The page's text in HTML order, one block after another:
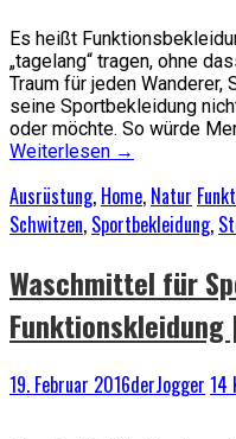
Es heißt
„tagelang“ tragen, ohne
Traum für jeden Wanderer,
seine Sportbekleidung
oder möchte. So würde
Weiterlesen →
Ausrüstung, Home, Natur
Schwitzen, Sportbekleidung,
Waschmittel für
19. Februar 2016derJogger 14